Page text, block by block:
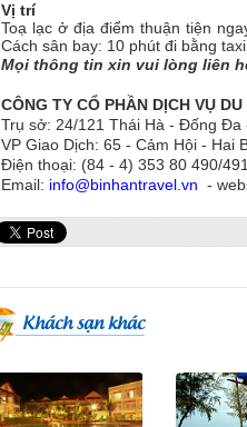
Vị trí
Toạ lạc ở địa điểm thuận tiện
Cách sân bay: 10 phút đi bằng taxi
Mọi thông tin xin vui lòng liên
CÔNG TY CỔ PHẦN DỊCH VỤ
Trụ sở: 24/121 Thái Hà - Đống Đa
VP Giao Dịch: 65 - Cảm Hội - Hai
Điện thoại: (84 - 4) 353 80 490/
Email: info@binhantravel.vn -
Khách sạn khác